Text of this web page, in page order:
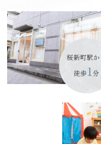
桜新町駅か
徒歩1分